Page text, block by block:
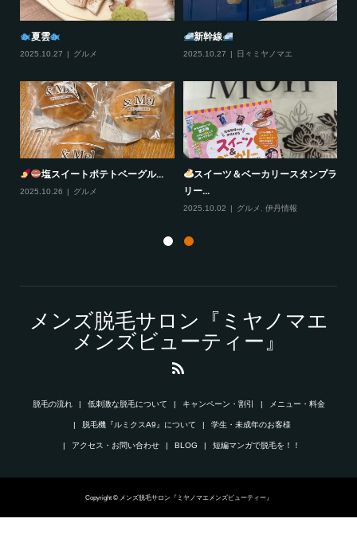
夏雲
2025.10.27 グルメ
新幹線
2025.10.27 日々ミヤノマエ
塩スイートポテトベーグル...
2025.10.26 グルメ
スイーツ＆ベーカリースタンプラ
リー...
2025.10.02 グルメ 伊丹情報
メンズ脱毛サロン『ミヤノマエ
メンズビューティー』
脱毛の流れ 低刺激な脱毛について キャンペーン・割引 メニュー・料金
脱毛機『ルミクスA9』について 学生・未成年のお客様
アクセス・お問い合わせ BLOG 短編マンガで脱毛を！！
Copyright © メンズ脱毛サロン『ミヤノマエメンズビューティー』